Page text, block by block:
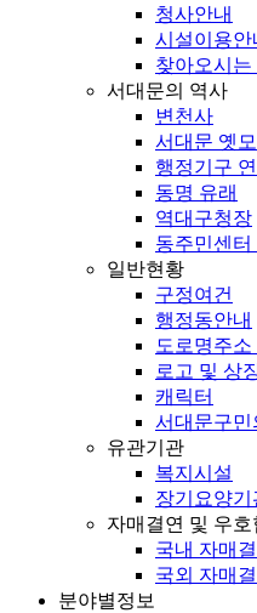
청사안내
시설이용안
찾아오시는
서대문의 역사
변천사
서대문 옛
행정기구
동명 유래
역대구청장
동주민센터
일반현황
구정여건
행정동안내
도로명주소
로고 및 상
캐릭터
서대문구민
유관기관
복지시설
장기요양기
자매결연 및 우호
국내 자매
국외 자매
분야별정보